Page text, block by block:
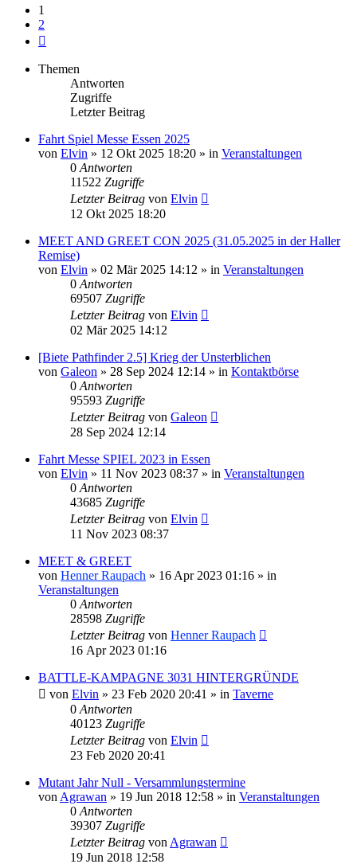
1
2
Themen
Antworten
Zugriffe
Letzter Beitrag
Fahrt Spiel Messe Essen 2025
von Elvin » 12 Okt 2025 18:20 » in Veranstaltungen
0 Antworten
11522 Zugriffe
Letzter Beitrag von Elvin
12 Okt 2025 18:20
MEET AND GREET CON 2025 (31.05.2025 in der Haller
Remise)
von Elvin » 02 Mär 2025 14:12 » in Veranstaltungen
0 Antworten
69507 Zugriffe
Letzter Beitrag von Elvin
02 Mär 2025 14:12
[Biete Pathfinder 2.5] Krieg der Unsterblichen
von Galeon » 28 Sep 2024 12:14 » in Kontaktbörse
0 Antworten
95593 Zugriffe
Letzter Beitrag von Galeon
28 Sep 2024 12:14
Fahrt Messe SPIEL 2023 in Essen
von Elvin » 11 Nov 2023 08:37 » in Veranstaltungen
0 Antworten
43685 Zugriffe
Letzter Beitrag von Elvin
11 Nov 2023 08:37
MEET & GREET
von Henner Raupach » 16 Apr 2023 01:16 » in
Veranstaltungen
0 Antworten
28598 Zugriffe
Letzter Beitrag von Henner Raupach
16 Apr 2023 01:16
BATTLE-KAMPAGNE 3031 HINTERGRÜNDE
von Elvin » 23 Feb 2020 20:41 » in Taverne
0 Antworten
40123 Zugriffe
Letzter Beitrag von Elvin
23 Feb 2020 20:41
Mutant Jahr Null - Versammlungstermine
von Agrawan » 19 Jun 2018 12:58 » in Veranstaltungen
0 Antworten
39307 Zugriffe
Letzter Beitrag von Agrawan
19 Jun 2018 12:58